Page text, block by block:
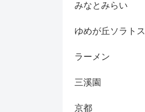
みなとみらい
ゆめが丘ソラトス
ラーメン
三溪園
京都